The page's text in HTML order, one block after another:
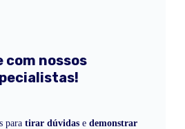
com nossos
para tirar dúvidase demonstrar